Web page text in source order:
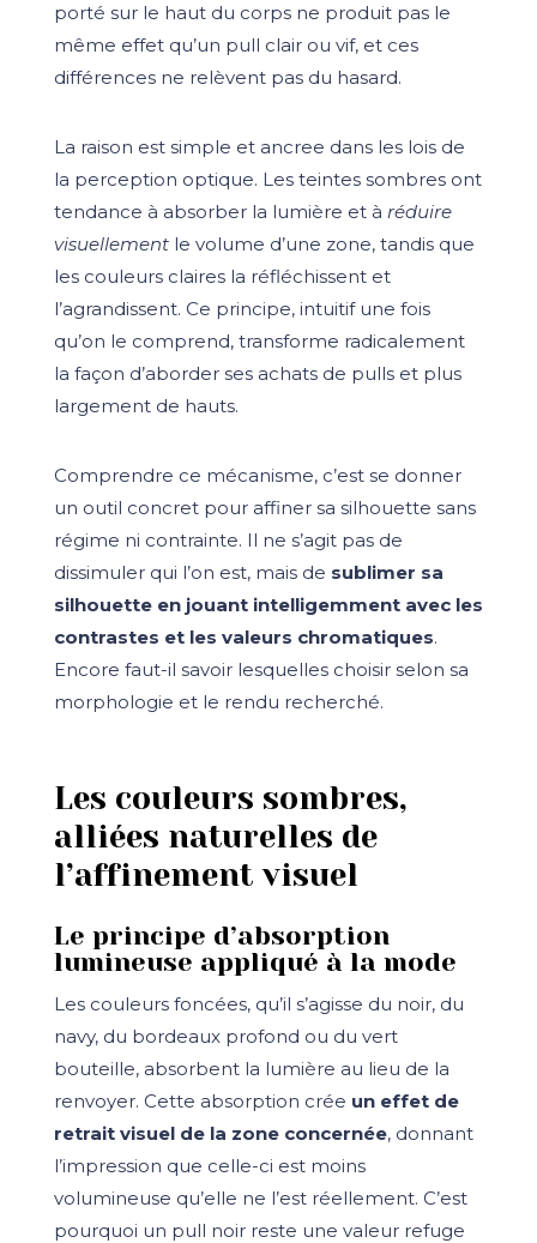
porté sur le haut du corps ne produit pas le
même effet qu’un pull clair ou vif, et ces
différences ne relèvent pas du hasard.
La raison est simple et ancree dans les lois de
la perception optique. Les teintes sombres ont
tendance à absorber la lumière et à réduire
visuellementle volume d’une zone, tandis que
les couleurs claires la réfléchissent et
l’agrandissent. Ce principe, intuitif une fois
qu’on le comprend, transforme radicalement
la façon d’aborder ses achats de pulls et plus
largement de hauts.
Comprendre ce mécanisme, c’est se donner
un outil concret pour affiner sa silhouette sans
régime ni contrainte. Il ne s’agit pas de
dissimuler qui l’on est, mais de sublimer sa
silhouette en jouant intelligemment avec les
contrastes et les valeurs chromatiques.
Encore faut-il savoir lesquelles choisir selon sa
morphologie et le rendu recherché.
Les couleurs sombres,
alliées naturelles de
l’affinement visuel
Le principe d’absorption
lumineuse appliqué à la mode
Les couleurs foncées, qu’il s’agisse du noir, du
navy, du bordeaux profond ou du vert
bouteille, absorbent la lumière au lieu de la
renvoyer. Cette absorption crée un effet de
retrait visuel de la zone concernée, donnant
l’impression que celle-ci est moins
volumineuse qu’elle ne l’est réellement. C’est
pourquoi un pull noir reste une valeur refuge